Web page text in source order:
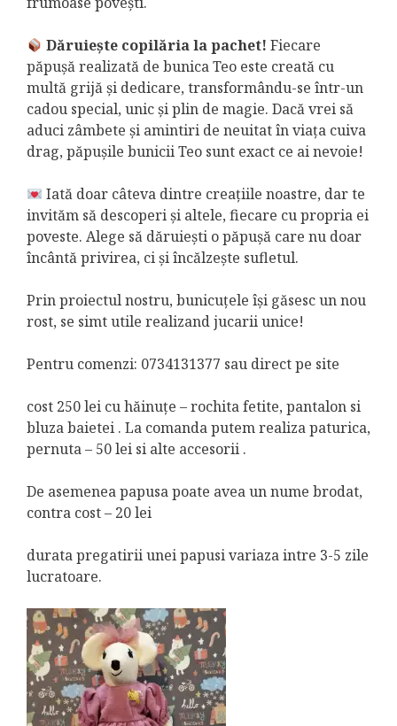
Dăruiește copilăria la pachet! Fiecare
păpușă realizată de bunica Teo este creată cu
multă grijă și dedicare, transformându-se într-un
cadou special, unic și plin de magie. Dacă vrei să
aduci zâmbete și amintiri de neuitat în viața cuiva
drag, păpușile bunicii Teo sunt exact ce ai nevoie!
Iată doar câteva dintre creațiile noastre, dar te
invităm să descoperi și altele, fiecare cu propria ei
poveste. Alege să dăruiești o păpușă care nu doar
încântă privirea, ci și încălzește sufletul.
Prin proiectul nostru, bunicuțele își găsesc un nou
rost, se simt utile realizand jucarii unice!
Pentru comenzi: 0734131377 sau direct pe site
cost 250 lei cu hăinuțe – rochita fetite, pantalon si
bluza baietei . La comanda putem realiza paturica,
pernuta – 50 lei si alte accesorii .
De asemenea papusa poate avea un nume brodat,
contra cost – 20 lei
durata pregatirii unei papusi variaza intre 3-5 zile
lucratoare.